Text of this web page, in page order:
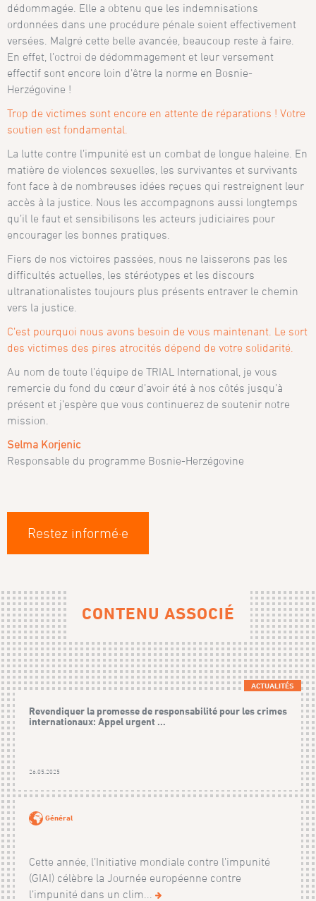
dédommagée. Elle a obtenu que les indemnisations
ordonnées dans une procédure pénale soient effectivement
versées. Malgré cette belle avancée, beaucoup reste à faire.
En effet, l’octroi de dédommagement et leur versement
effectif sont encore loin d’être la norme en Bosnie-
Herzégovine !
Trop de victimes sont encore en attente de réparations ! Votre
soutien est fondamental.
La lutte contre l’impunité est un combat de longue haleine. En
matière de violences sexuelles, les survivantes et survivants
font face à de nombreuses idées reçues qui restreignent leur
accès à la justice. Nous les accompagnons aussi longtemps
qu’il le faut et sensibilisons les acteurs judiciaires pour
encourager les bonnes pratiques.
Fiers de nos victoires passées, nous ne laisserons pas les
difficultés actuelles, les stéréotypes et les discours
ultranationalistes toujours plus présents entraver le chemin
vers la justice.
C’est pourquoi nous avons besoin de vous maintenant. Le sort
des victimes des pires atrocités dépend de votre solidarité.
Au nom de toute l’équipe de TRIAL International, je vous
remercie du fond du cœur d’avoir été à nos côtés jusqu’à
présent et j’espère que vous continuerez de soutenir notre
mission.
Selma Korjenic
Responsable du programme Bosnie-Herzégovine
Restez informé·e
CONTENU ASSOCIÉ
ACTUALITÉS
Revendiquer la promesse de responsabilité pour les crimes
internationaux: Appel urgent ...
26.05.2025
Général
Cette année, l’Initiative mondiale contre l’impunité
(GIAI) célèbre la Journée européenne contre
l’impunité dans un clim...